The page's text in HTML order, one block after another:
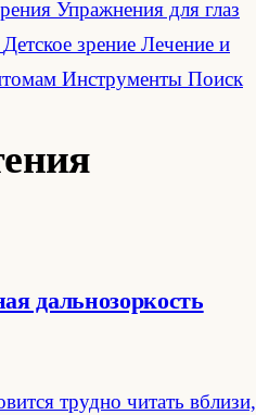
Упражнения для глаз
Детское зрение Лечение и
Инструменты Поиск
дальнозоркость
трудно читать вблизи,